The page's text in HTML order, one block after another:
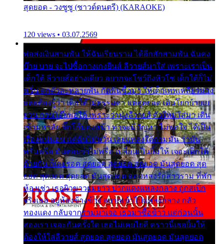
สุดยอด - วงซูซู (ซาวด์ดนตรี) (KARAOKE)
120 views • 03.07.2569
พ่อส่งเงินสามพัน ให้ฉันเรียนราม ได้อีกสักสามพัน ฉันคง
บ๊าย บาย จะไปซื้อกางเกงยีนส์ ลีวายส์มาใส่ เพราะเราเป็น
เด็กใต้ ลีวายส์อย่างเดียว อยากจะโชว์ถึงหิวโซ เด็กใต้ก็ไม่
หวั่น ตกตัวละหลายพัน กัดฟันซื้อมา ให้เด็กเทพเหลียวมอง
และต้องรู้ว่า เด็กใต้ไม่ธรรมดา แต่สุดยอด เดินโยกย้ายเย
ยวน กวนโอ๊ยพอได้ เพราะว่านุ่งลีวายส์ ตัวใหม่ใส่มา เดิน
เข้ามหาลัย จิ๊กโก๊มองหน้า ท่าจะมีปัญหา ไม่พอใจ ได้เป็น
เรื่องแน่นอน แต่ฉันไม่หวั่น เลยแหลงใต้ถามมัน ว่ามัน
พรั่นพรือ มันตอบว่าไม่พรื่อ เปลี่ยนเป็นยิ้มให้ เจอะเด็กใต้
ด้วยกัน ก็เลยรอด สุดยอด สุดยอด สุดยอด มันสุดยอด สุด
ยอด สุดยอด สุดยอด มันสุดยอด แอบหลงรักสาวราม ที่พัก
ห้องเช่า เธอผิวขาวผมยาว ปากแดงแหลงกลาง ถูกสเป็ก
จริงเธอ อยู่ห้องข้างข้าง อยากเข้าไปแหลงกลาง กลัว
ทองแดง กลับจากรามมาเจอ เธอมาซื้อข้าว แต่ก่อนนั้น
สองเรา เจอะกันครั้งใด เธอไม่เคยไยดี คราวนี้เธอยิ้มให้
ต้องให้ใส่ลีวายส์ สุดยอด สุดยอด มันสุดยอด มันสุดยอด